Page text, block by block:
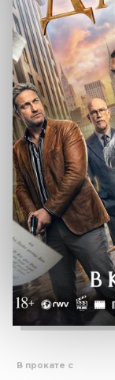
В прокате с